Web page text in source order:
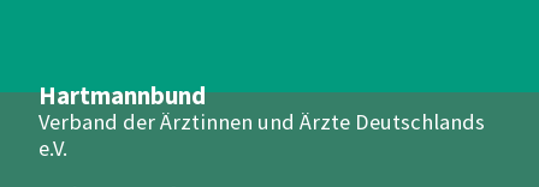
Hartmannbund
Verband der Ärztinnen und Ärzte Deutschlands
e.V.